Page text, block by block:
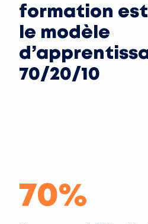
formation
le modèle
70/20/10
70%